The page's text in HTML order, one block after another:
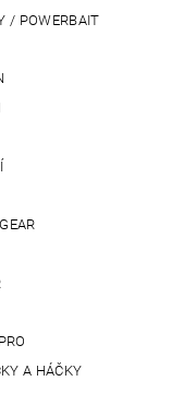
/ POWERBAIT
A HÁČKY